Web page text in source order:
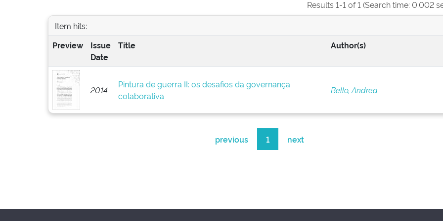
Results 1-1 of 1 (Search time: 0.002
Item hits:
Preview
Issue
Date
Title Author(s)
2014
Pintura de guerra II: os desafios da governança
colaborativa
Bello, Andrea
previous 1 next